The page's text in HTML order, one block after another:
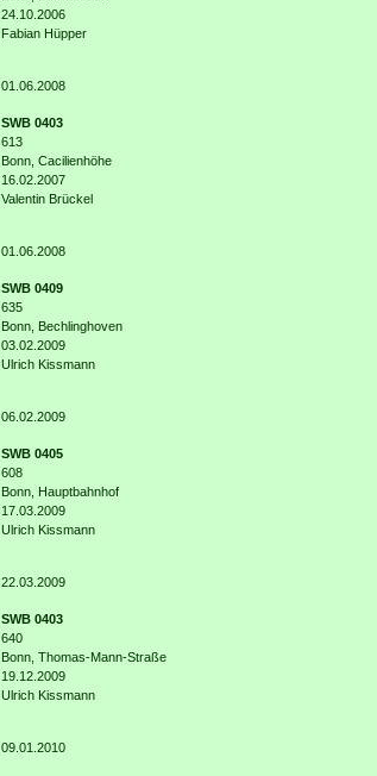
24.10.2006
Fabian Hüpper
01.06.2008
SWB 0403
613
Bonn, Cacilienhöhe
16.02.2007
Valentin Brückel
01.06.2008
SWB 0409
635
Bonn, Bechlinghoven
03.02.2009
Ulrich Kissmann
06.02.2009
SWB 0405
608
Bonn, Hauptbahnhof
17.03.2009
Ulrich Kissmann
22.03.2009
SWB 0403
640
Bonn, Thomas-Mann-Straße
19.12.2009
Ulrich Kissmann
09.01.2010